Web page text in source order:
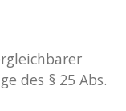
des § 25 Abs.